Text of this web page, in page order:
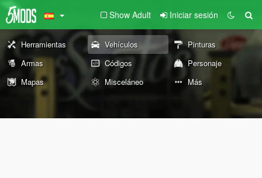
Show Adult Iniciar sesión
Herramientas Vehículos
Pinturas
Armas
Códigos
Personaje
Mapas
Misceláneo Más